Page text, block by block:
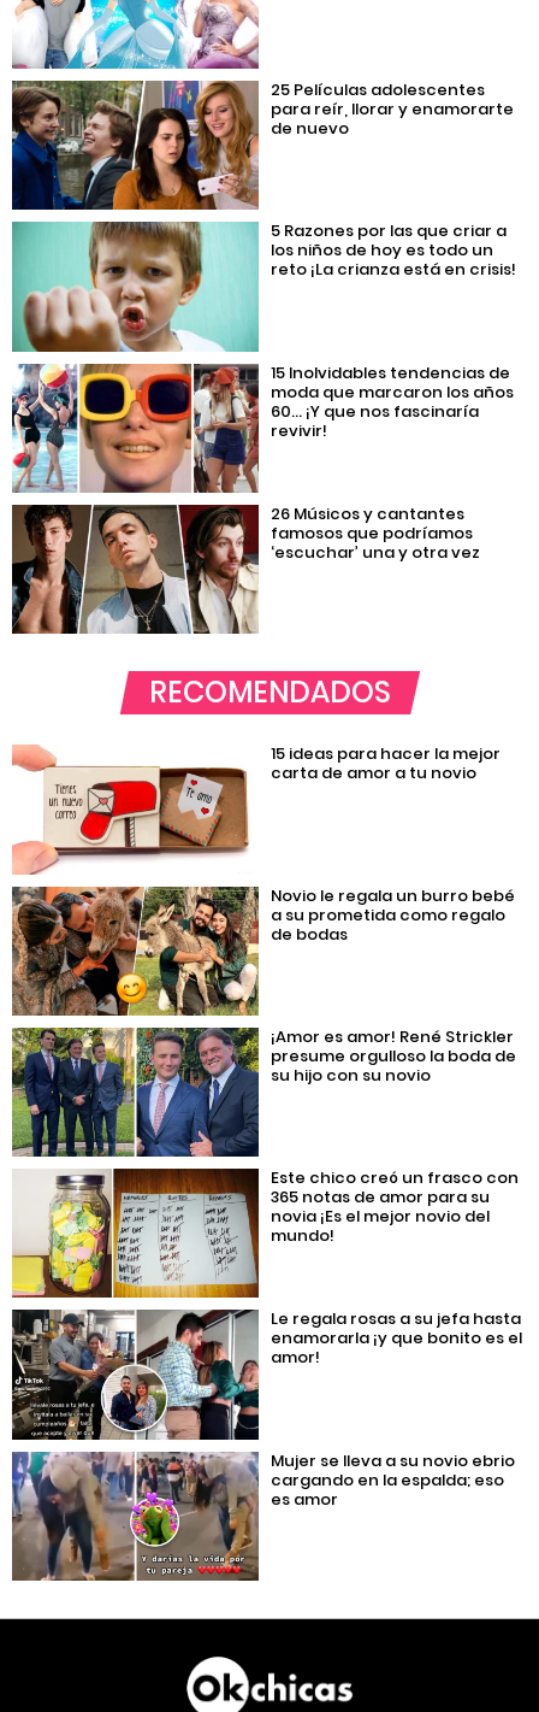
25 Películas adolescentes
para reír, llorar y enamorarte
de nuevo
5 Razones por las que criar a
los niños de hoy es todo un
reto ¡La crianza está en crisis!
15 Inolvidables tendencias de
moda que marcaron los años
60… ¡Y que nos fascinaría
revivir!
26 Músicos y cantantes
famosos que podríamos
‘escuchar’ una y otra vez
RECOMENDADOS
15 ideas para hacer la mejor
carta de amor a tu novio
Novio le regala un burro bebé
a su prometida como regalo
de bodas
¡Amor es amor! René Strickler
presume orgulloso la boda de
su hijo con su novio
Este chico creó un frasco con
365 notas de amor para su
novia ¡Es el mejor novio del
mundo!
Le regala rosas a su jefa hasta
enamorarla ¡y que bonito es el
amor!
Mujer se lleva a su novio ebrio
cargando en la espalda; eso
es amor